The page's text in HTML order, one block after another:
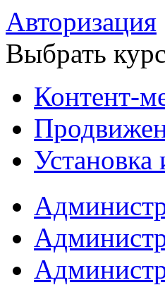
Авторизация
Выбрать курс
Контент-
Установка